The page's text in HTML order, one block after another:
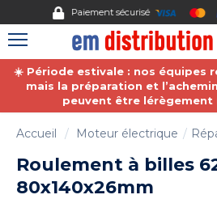
Paiement sécurisé
☀️ Période estivale : nos équipes
mais la préparation et
peuvent être lérègement
Accueil Moteur électrique
Roulement à billes
80x140x26mm
Gestion des cookies